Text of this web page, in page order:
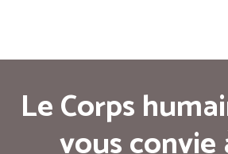
Le Corps